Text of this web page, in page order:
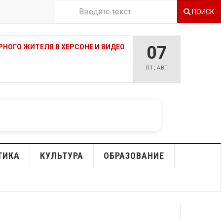
ПОИСК
ЖИТЕЛЯ В ХЕРСОНЕ И ВИДЕО 07
ПТ,АВГ
КУЛЬТУРА ОБРАЗОВАНИЕ